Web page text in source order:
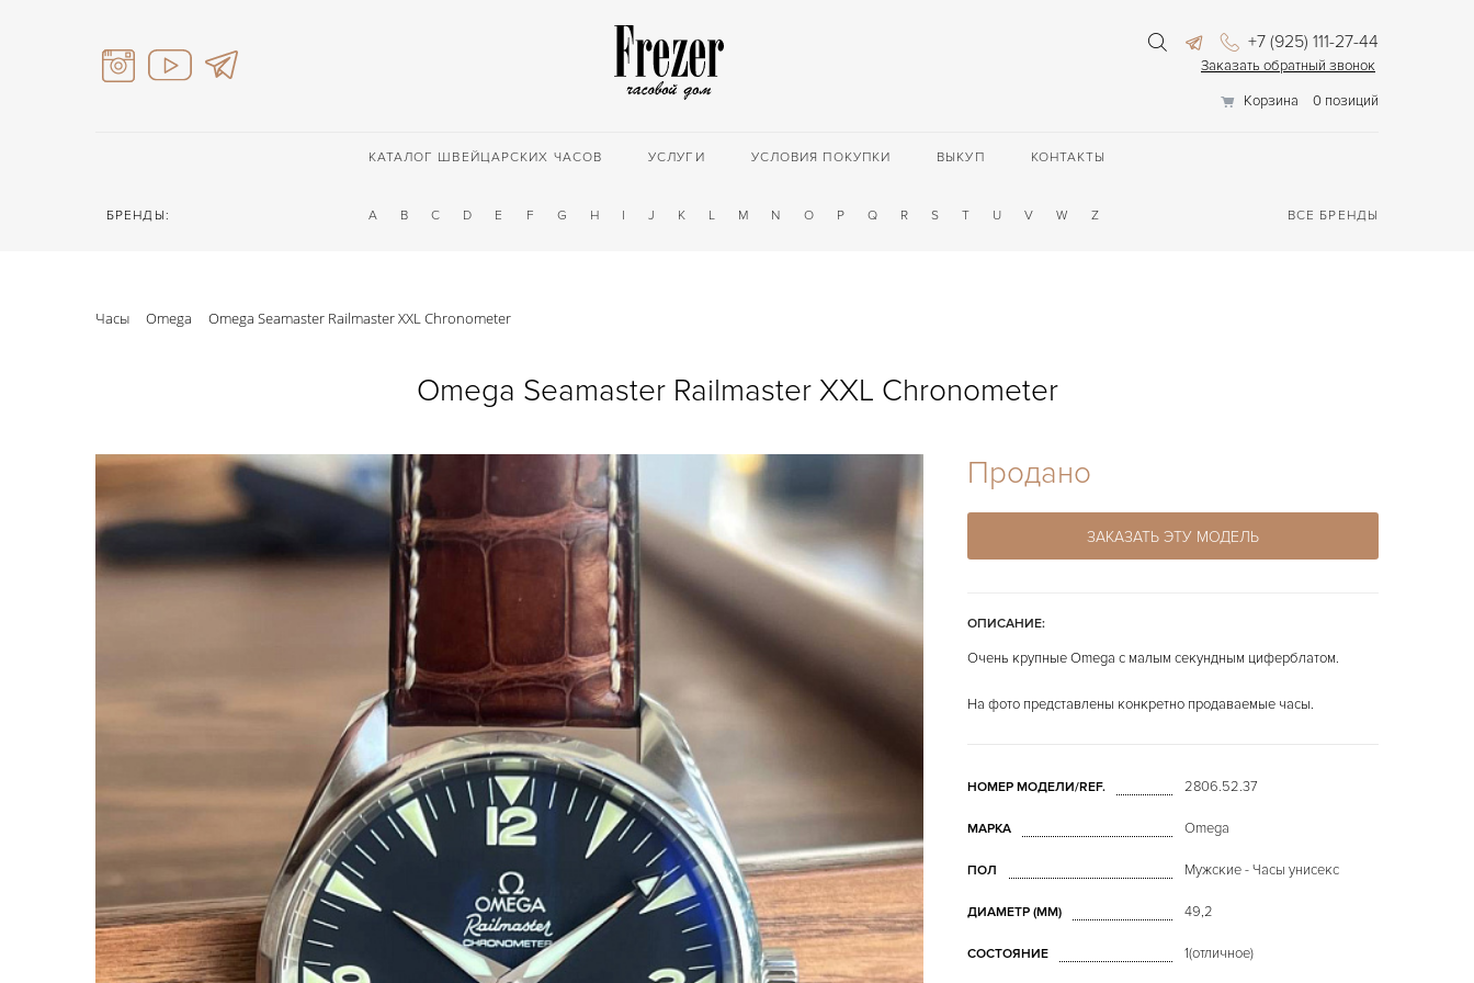
+7 (925) 111-27-44
Заказать обратный звонок
Корзина
0 позиций
КАТАЛОГ ШВЕЙЦАРСКИХ ЧАСОВ УСЛУГИ УСЛОВИЯ ПОКУПКИ ВЫКУП КОНТАКТЫ
БРЕНДЫ: A B C D E F G H I J K L M N O P Q R S T U V W Z ВСЕ БРЕНДЫ
Часы Omega Omega Seamaster Railmaster XXL Chronometer
Omega Seamaster Railmaster XXL Chronometer
Продано
ЗАКАЗАТЬ ЭТУ МОДЕЛЬ
ОПИСАНИЕ:
Очень крупные Omega с малым секундным циферблатом.
На фото представлены конкретно продаваемые часы.
НОМЕР МОДЕЛИ/REF. 2806.52.37
МАРКА Omega
ПОЛ Мужские - Часы унисекс
ДИАМЕТР (MM) 49,2
СОСТОЯНИЕ 1(отличное)